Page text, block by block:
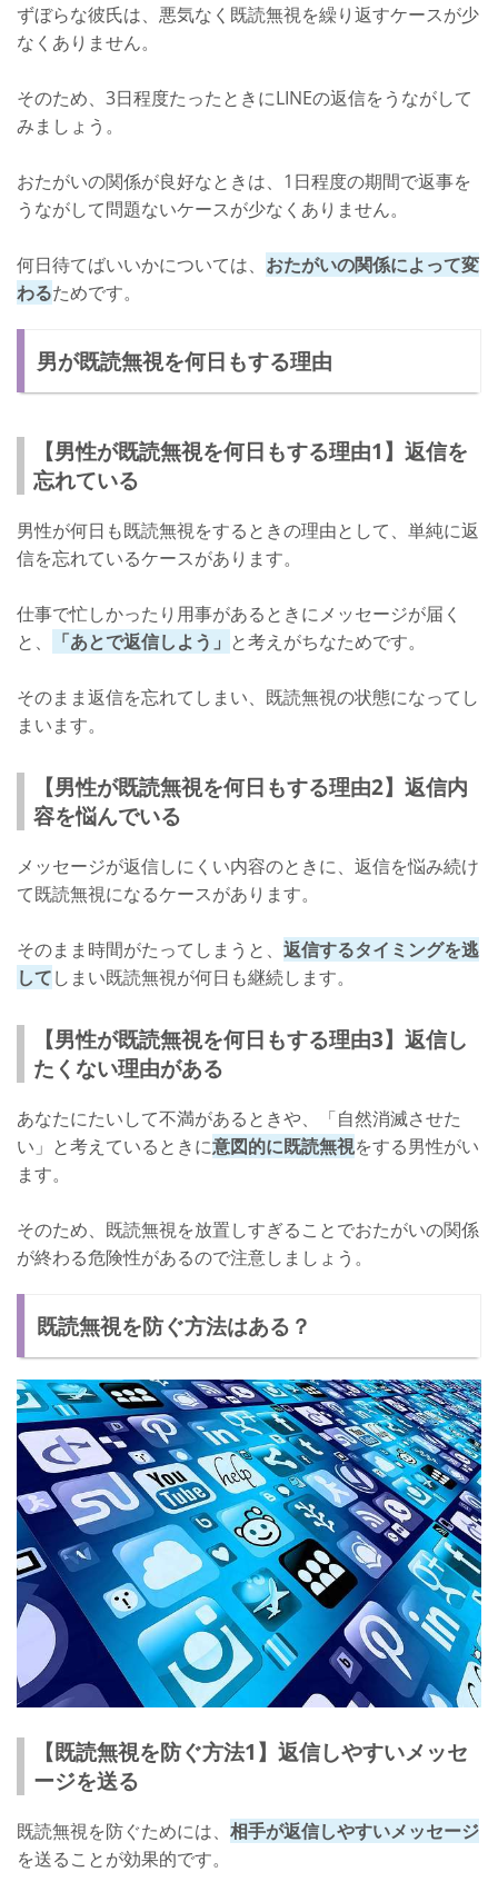
ずぼらな彼氏は、悪気なく既読無視を繰り返すケースが少
なくありません。
そのため、3日程度たったときにLINEの返信をうながして
みましょう。
おたがいの関係が良好なときは、1日程度の期間で返事を
うながして問題ないケースが少なくありません。
何日待てばいいかについては、 おたがいの関係によって変
わるためです。
男が既読無視を何日もする理由
【男性が既読無視を何日もする理由1】返信を
忘れている
男性が何日も既読無視をするときの理由として、単純に返
信を忘れているケースがあります。
仕事で忙しかったり用事があるときにメッセージが届く
と、
「あとで返信しよう」 と考えがちなためです。
そのまま返信を忘れてしまい、既読無視の状態になってし
まいます。
【男性が既読無視を何日もする理由2】返信内
容を悩んでいる
メッセージが返信しにくい内容のときに、返信を悩み続け
て既読無視になるケースがあります。
そのまま時間がたってしまうと、 返信するタイミングを逃
してしまい既読無視が何日も継続します。
【男性が既読無視を何日もする理由3】返信し
たくない理由がある
あなたにたいして不満があるときや、「自然消滅させた
い」と考えているときに意図的に既読無視をする男性がい
ます。
そのため、既読無視を放置しすぎることでおたがいの関係
が終わる危険性があるので注意しましょう。
既読無視を防ぐ方法はある？
【既読無視を防ぐ方法1】返信しやすいメッセ
ージを送る
既読無視を防ぐためには、 相手が返信しやすいメッセージ
を送ることが効果的です。